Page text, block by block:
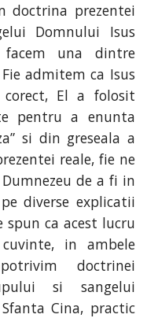
doctrina prezentei
Domnului Isus
una dintre
admitem ca Isus
El a folosit
pentru a enunta
si din greseala a
reale, fie ne
de a fi in
diverse explicatii
ca acest lucru
in ambele
doctrinei
si sangelui
Cina, practic